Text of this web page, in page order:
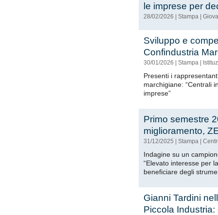
le imprese per
28/02/2026 | Stampa |
Sviluppo e
Confindustria
30/01/2026 | Stampa |
Presenti i
marchigiane: “Centrali
imprese”
Primo semestre
miglioramento,
31/12/2025 Stampa
Indagine su un
“Elevato interesse per
beneficiare degli
Gianni Tardini
Piccola